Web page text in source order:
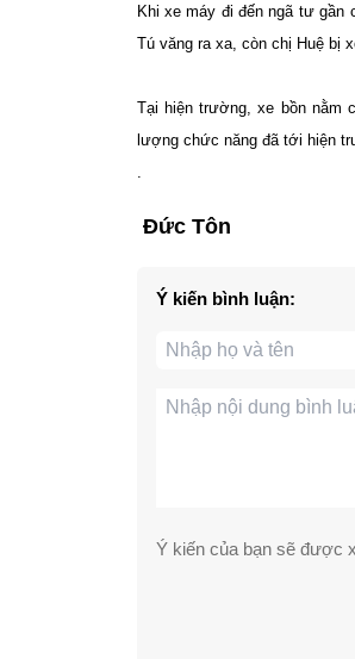
Khi xe máy đi đến ngã tư gần
Tú văng ra xa, còn chị Huệ bị
Tại hiện trường, xe bồn nằm
lượng chức năng đã tới hiện
Đức Tôn
Ý kiến bình luận:
Ý kiến của bạn sẽ được